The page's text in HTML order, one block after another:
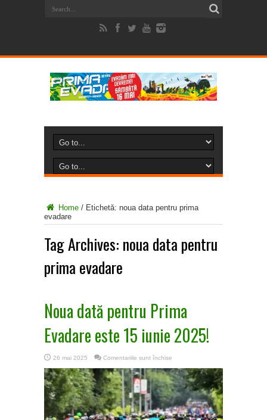
Home / Etichetă: noua data pentru prima
evadare
Tag Archives: noua data pentru
prima evadare
Noua dată pentru Prima
Evadare este 15 iunie 2025!
26 mai 2025 Comentariile sunt închise
dată
pentru
Prima
Evadare
este
15
iunie
2025!